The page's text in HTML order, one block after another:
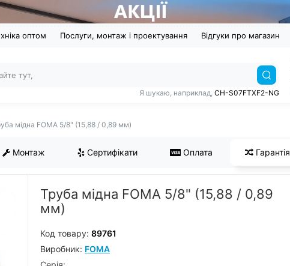
оптом Послуги, монтаж і проектування Відгуки про магазин
Я шукаю, наприклад, CH-S07FTXF2-NG
мідна FOMA 5/8" (15,88 / 0,89 мм)
Монтаж Сертифікати Оплата Гарантія
Труба мідна FOMA 5/8" (15,88 / 0,89
мм)
Код товару: 89761
Виробник: FOMA